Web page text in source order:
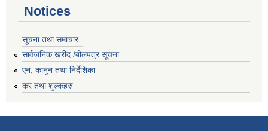
Notices
सूचना तथा समाचार
सार्वजनिक खरीद /बोलपत्र सूचना
एन, कानुन तथा निर्देशिका
कर तथा शुल्कहरु